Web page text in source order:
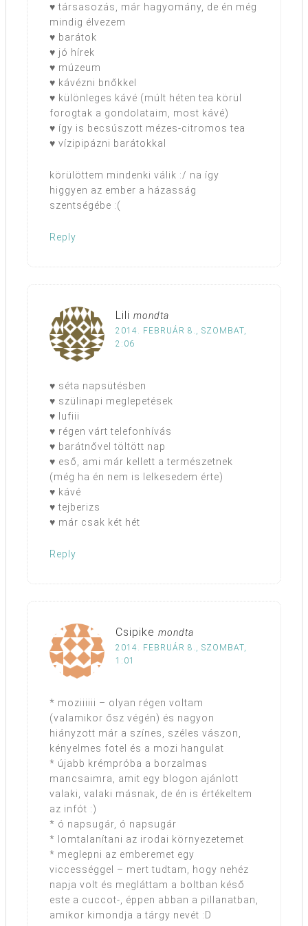
♥ társasozás, már hagyomány, de én még
mindig élvezem
♥ barátok
♥ jó hírek
♥ múzeum
♥ kávézni bnőkkel
♥ különleges kávé (múlt héten tea körül
forogtak a gondolataim, most kávé)
♥ így is becsúszott mézes-citromos tea
♥ vízipipázni barátokkal
körülöttem mindenki válik :/ na így
higgyen az ember a házasság
szentségébe :(
Reply
Lili mondta
2014. FEBRUÁR 8., SZOMBAT,
2:06
♥ séta napsütésben
♥ szülinapi meglepetések
♥ lufiii
♥ régen várt telefonhívás
♥ barátnővel töltött nap
♥ eső, ami már kellett a természetnek
(még ha én nem is lelkesedem érte)
♥ kávé
♥ tejberizs
♥ már csak két hét
Reply
Csipike mondta
2014. FEBRUÁR 8., SZOMBAT,
1:01
* moziiiiii – olyan régen voltam
(valamikor ősz végén) és nagyon
hiányzott már a színes, széles vászon,
kényelmes fotel és a mozi hangulat
* újabb krémpróba a borzalmas
mancsaimra, amit egy blogon ajánlott
valaki, valaki másnak, de én is értékeltem
az infót :)
* ó napsugár, ó napsugár
* lomtalanítani az irodai környezetemet
* meglepni az emberemet egy
viccességgel – mert tudtam, hogy nehéz
napja volt és megláttam a boltban késő
este a cuccot-, éppen abban a pillanatban,
amikor kimondja a tárgy nevét :D